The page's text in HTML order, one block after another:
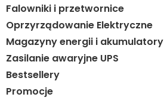
Falowniki i przetwornice
Oprzyrządowanie Elektryczne
Magazyny energii i akumulatory
Zasilanie awaryjne UPS
Bestsellery
Promocje